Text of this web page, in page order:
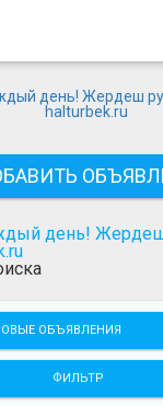
день! Жердеш
ОБЪЯВЛЕНИЯ
ФИЛЬТР